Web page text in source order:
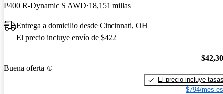
P400 R-Dynamic S AWD 18,151 millas
Entrega a domicilio desde Cincinnati, OH
El precio incluye envío de $422
Buena oferta
El precio incluye tasas
$794/mes